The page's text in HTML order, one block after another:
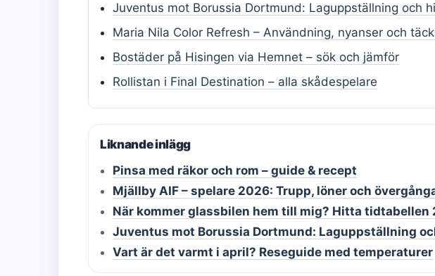
Juventus mot Borussia Dortmund: Laguppställning och
Maria Nila Color Refresh – Användning, nyanser och
Bostäder på Hisingen via Hemnet – sök och jämför
Rollistan i Final Destination – alla skådespelare
Liknande inlägg
Pinsa med räkor och rom – guide & recept
Mjällby AIF – spelare 2026: Trupp, löner och
När kommer glassbilen hem till mig? Hitta tidtabellen
Juventus mot Borussia Dortmund: Laguppställning
Vart är det varmt i april? Reseguide med temperaturer